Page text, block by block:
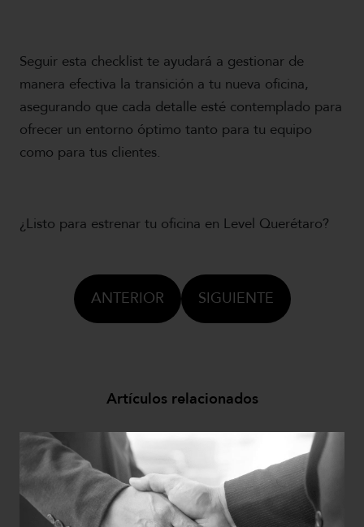
Seguir esta checklist te ayudará a gestionar de
manera efectiva la transición a tu nueva oficina,
asegurando que cada detalle esté contemplado para
ofrecer un entorno óptimo tanto para tu equipo
como para tus clientes.
¿Listo para estrenar tu oficina en Level Querétaro?
ANTERIOR SIGUIENTE
Artículos relacionados